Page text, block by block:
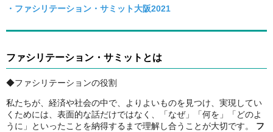
・ファシリテーション・サミット大阪2021
ファシリテーション・サミットとは
◆ファシリテーションの役割
私たちが、経済や社会の中で、よりよいものを見つけ、実現してい
くためには、表面的な話だけではなく、「なぜ」「何を」「どのよ
うに」といったことを納得するまで理解し合うことが大切です。
フ